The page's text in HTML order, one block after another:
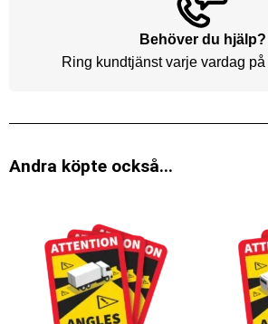
Behöver du hjälp?
Ring kundtjänst varje vardag på
Andra köpte också...